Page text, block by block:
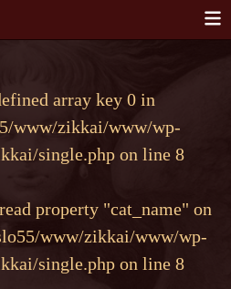
array key 0 in
www/zikkai/www/wp-
single.php on line 8
property "cat_name" on
www/zikkai/www/wp-
single.php on line 8